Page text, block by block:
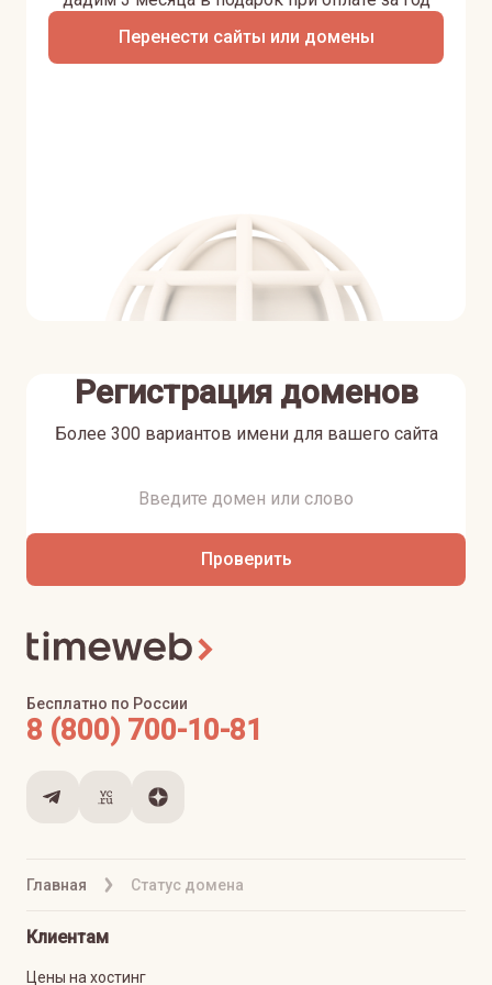
Перенести сайты или домены
Регистрация доменов
Более 300 вариантов имени для вашего сайта
Проверить
Главная Статус домена
Бесплатно по России
8 (800) 700-10-81
Клиентам
Цены на хостинг